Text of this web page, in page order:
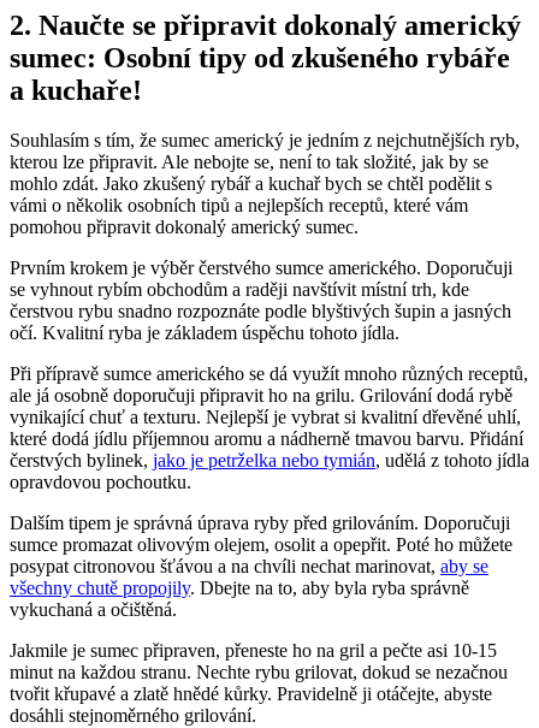
2. Naučte se připravit dokonalý americký
sumec: Osobní tipy od zkušeného rybáře
a kuchaře!
Souhlasím s tím, že sumec americký je jedním z nejchutnějších ryb,
kterou lze připravit. Ale nebojte se, není to tak složité, jak by se
mohlo zdát. Jako zkušený rybář a kuchař bych se chtěl podělit s
vámi o několik osobních tipů a nejlepších receptů, které vám
pomohou připravit dokonalý americký sumec.
Prvním krokem je výběr čerstvého sumce amerického. Doporučuji
se vyhnout rybím obchodům a raději navštívit místní trh, kde
čerstvou rybu snadno rozpoznáte podle blyštivých šupin a jasných
očí. Kvalitní ryba je základem úspěchu tohoto jídla.
Při přípravě sumce amerického se dá využít mnoho různých receptů,
ale já osobně doporučuji připravit ho na grilu. Grilování dodá rybě
vynikající chuť a texturu. Nejlepší je vybrat si kvalitní dřevěné uhlí,
které dodá jídlu příjemnou aromu a nádherně tmavou barvu. Přidání
čerstvých bylinek, jako je petrželka nebo tymián, udělá z tohoto jídla
opravdovou pochoutku.
Dalším tipem je správná úprava ryby před grilováním. Doporučuji
sumce promazat olivovým olejem, osolit a opepřit. Poté ho můžete
posypat citronovou šťávou a na chvíli nechat marinovat, aby se
všechny chutě propojily. Dbejte na to, aby byla ryba správně
vykuchaná a očištěná.
Jakmile je sumec připraven, přeneste ho na gril a pečte asi 10-15
minut na každou stranu. Nechte rybu grilovat, dokud se nezačnou
tvořit křupavé a zlatě hnědé kůrky. Pravidelně ji otáčejte, abyste
dosáhli stejnoměrného grilování.